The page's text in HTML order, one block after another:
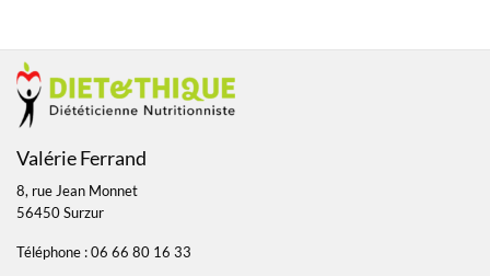
Valérie Ferrand
8, rue Jean Monnet
56450 Surzur
Téléphone : 06 66 80 16 33